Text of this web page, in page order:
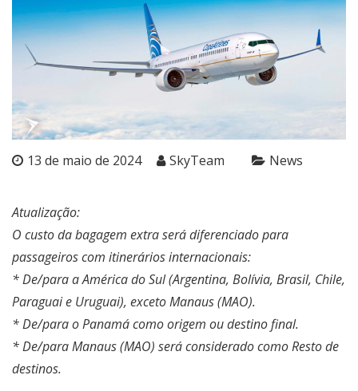
13 de maio de 2024 SkyTeam News
Atualização:
O custo da bagagem extra será diferenciado para
passageiros com itinerários internacionais:
* De/para a América do Sul (Argentina, Bolívia, Brasil, Chile,
Paraguai e Uruguai), exceto Manaus (MAO).
* De/para o Panamá como origem ou destino final.
* De/para Manaus (MAO) será considerado como Resto de
destinos.